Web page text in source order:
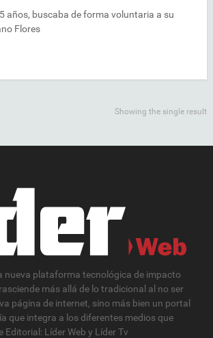
años, buscaba de forma voluntaria a su
Flores
Showing the single result
nueva plataforma tecnológica de impacto
más allá de lo tradicional al no ser
página de internet, sino más bien un portal
que integra a los diferentes medios que
Editorial: Líder Web y Líder Tv